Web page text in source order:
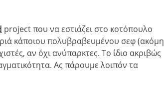
project που να εστιάζει στο κοτόπουλο
κάποιου πολυβραβευμένου σεφ (ακόμη
αν όχι ανύπαρκτες. Το ίδιο ακριβώς
Ας πάρουμε λοιπόν τα